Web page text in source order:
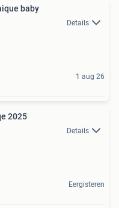
baby
Details
1 aug 26
2025
Details
Eergisteren